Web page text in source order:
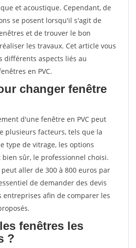
et acoustique. Cependant, de
se posent lorsqu'il s'agit de
et de trouver le bon
les travaux. Cet article vous
différents aspects liés au
en PVC.
changer fenêtre
d'une fenêtre en PVC peut
plusieurs facteurs, tels que la
type de vitrage, les options
sûr, le professionnel choisi.
aller de 300 à 800 euros par
de demander des devis
afin de comparer les
fenêtres les
?